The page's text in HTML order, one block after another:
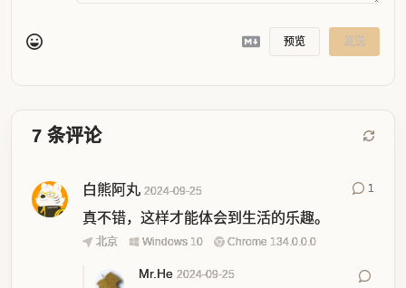
预览 发送
7 条评论
白熊阿丸 2024-09-25 1
真不错，这样才能体会到生活的乐趣。
北京 Windows 10 Chrome 134.0.0.0
Mr.He 2024-09-25